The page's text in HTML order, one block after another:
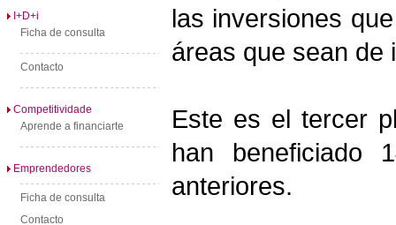
I+D+i
Ficha de consulta
Contacto
Competitividade
Aprende a financiarte
Emprendedores
Ficha de consulta
Contacto
las inversiones
áreas que sean de
Este es el tercer
han beneficiado
anteriores.